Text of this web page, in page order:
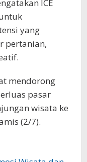
ICE
yang
pertanian,
mendorong
pasar
wisata ke
(2/7).